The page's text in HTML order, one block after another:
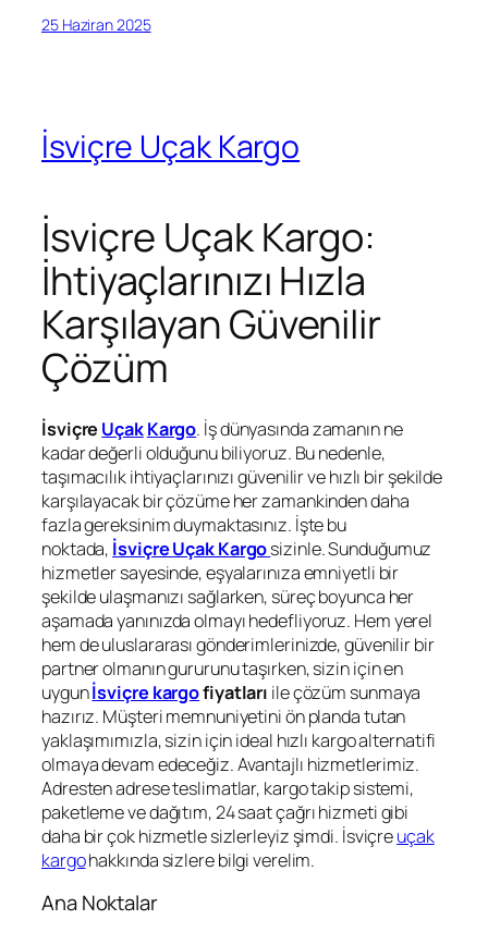
25 Haziran 2025
İsviçre Uçak Kargo
İsviçre Uçak Kargo:
İhtiyaçlarınızı Hızla
Karşılayan Güvenilir
Çözüm
İsviçre UçakKargo. İş dünyasında zamanın ne
kadar değerli olduğunu biliyoruz. Bu nedenle,
taşımacılık ihtiyaçlarınızı güvenilir ve hızlı bir şekilde
karşılayacak bir çözüme her zamankinden daha
fazla gereksinim duymaktasınız. İşte bu
noktada, İsviçre Uçak Kargosizinle. Sunduğumuz
hizmetler sayesinde, eşyalarınıza emniyetli bir
şekilde ulaşmanızı sağlarken, süreç boyunca her
aşamada yanınızda olmayı hedefliyoruz. Hem yerel
hem de uluslararası gönderimlerinizde, güvenilir bir
partner olmanın gururunu taşırken, sizin için en
uygunİsviçre kargofiyatları ile çözüm sunmaya
hazırız. Müşteri memnuniyetini ön planda tutan
yaklaşımımızla, sizin için ideal hızlı kargo alternatifi
olmaya devam edeceğiz. Avantajlı hizmetlerimiz.
Adresten adrese teslimatlar, kargo takip sistemi,
paketleme ve dağıtım, 24 saat çağrı hizmeti gibi
daha bir çok hizmetle sizlerleyiz şimdi. İsviçreuçak
kargohakkında sizlere bilgi verelim.
Ana Noktalar